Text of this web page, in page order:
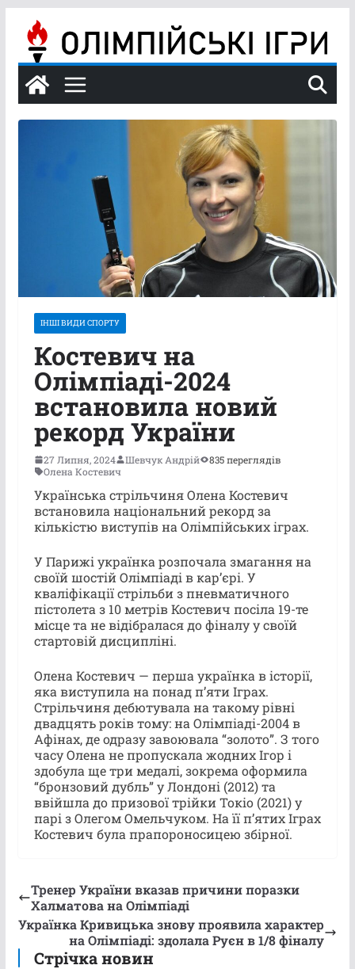
вмісту
ІНШІ ВИДИ СПОРТУ
Костевич на
Олімпіаді-2024
встановила новий
рекорд України
27 Липня, 2024 Шевчук Андрій
835 переглядів
Олена Костевич
Українська стрільчиня Олена Костевич
встановила національний рекорд за
кількістю виступів на Олімпійських іграх.
У Парижі українка розпочала змагання на
своїй шостій Олімпіаді в карʼєрі. У
кваліфікації стрільби з пневматичного
пістолета з 10 метрів Костевич посіла 19-те
місце та не відібралася до фіналу у своїй
стартовій дисципліні.
Олена Костевич — перша українка в історії,
яка виступила на понад пʼяти Іграх.
Стрільчиня дебютувала на такому рівні
двадцять років тому: на Олімпіаді-2004 в
Афінах, де одразу завоювала “золото”. З того
часу Олена не пропускала жодних Ігор і
здобула ще три медалі, зокрема оформила
“бронзовий дубль” у Лондоні (2012) та
ввійшла до призової трійки Токіо (2021) у
парі з Олегом Омельчуком. На її пʼятих Іграх
Костевич була прапороносицею збірної.
Тренер України вказав причини поразки
Халматова на Олімпіаді
Українка Кривицька знову проявила характер
на Олімпіаді: здолала Руєн в 1/8 фіналу
Стрічка новин